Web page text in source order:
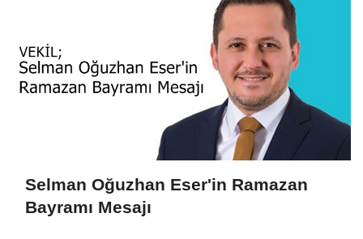
Selman Oğuzhan Eser'in Ramazan
Bayramı Mesajı